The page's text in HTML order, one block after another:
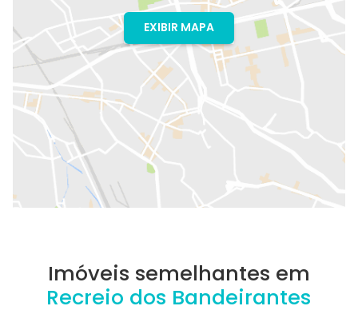
EXIBIR MAPA
Imóveis semelhantes em
Recreio dos Bandeirantes